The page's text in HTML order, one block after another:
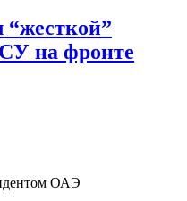
“жесткой”
на фронте
ОАЭ